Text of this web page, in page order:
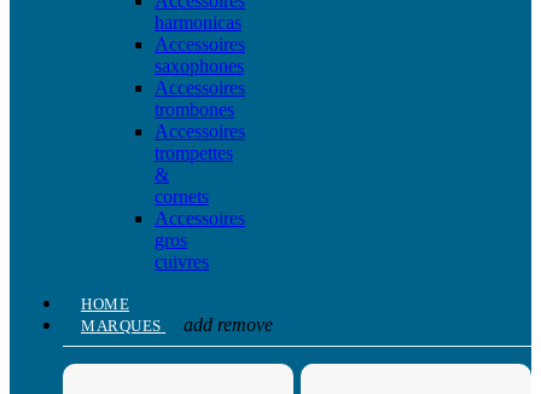
harmonicas
Accessoires
saxophones
Accessoires
trombones
Accessoires
trompettes
&
cornets
Accessoires
gros
cuivres
HOME
MARQUES
add remove